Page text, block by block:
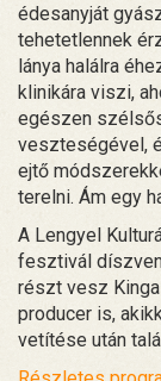
édesanyját
tehetetlennek
lánya halálra
klinikára viszi,
egészen
veszteségével,
ejtő
terelni. Ám egy
A Lengyel
fesztivál
részt vesz
producer is,
vetítése után